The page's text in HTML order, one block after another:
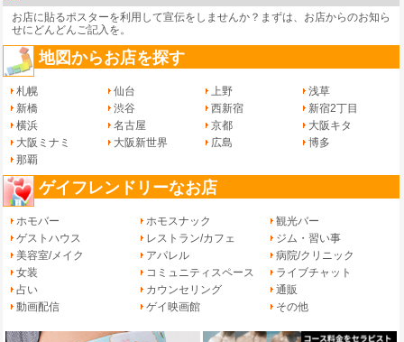
お店に貼るポスターを利用して宣伝をしませんか？まずは、 お店からのお知ら
せにどんどんご記入を。
地図からお店を探す
札幌 仙台 上野
浅草
新橋
渋谷 西新宿
新宿2丁目
横浜
名古屋 京都
大阪キタ
大阪ミナミ
大阪新世界 広島
博多
那覇
ゲイフレンドリーなお店
ホモバー ホモスナック
観光バー
ゲストハウス
レストラン/カフェ
ジム・習い事
美容室/メイク
アパレル
病院/クリニック
女装
コミュニティスペース
ライブチャット
占い
カウンセリング
通販
動画配信
ゲイ映画館 その他